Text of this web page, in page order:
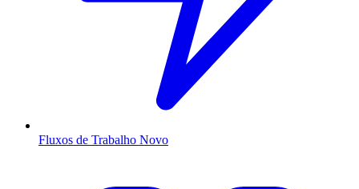
Fluxos de Trabalho Novo